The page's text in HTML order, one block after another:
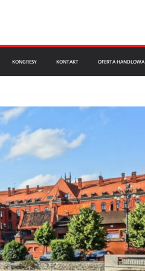
KONGRESY KONTAKT OFERTA HANDLOWA